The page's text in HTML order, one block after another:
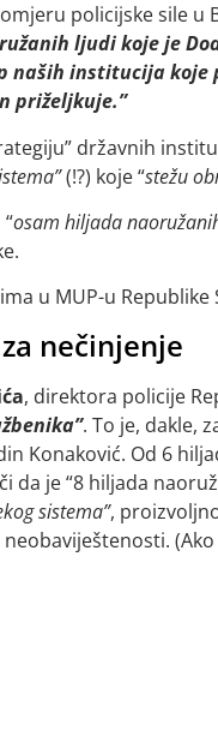
policijske sile u
ljudi koje je
institucija koje
priželjkuje.”
državnih
(!?) koje “stežu
osam hiljada
u MUP-u
nečinjenje
, direktora policije
. To je, dakle,
Konaković. Od 6
je “8 hiljada
sistema”,